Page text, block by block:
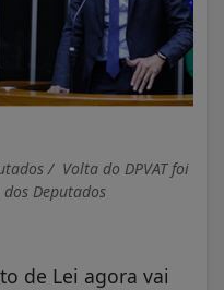
/ Volta do DPVAT foi
Deputados
de Lei agora vai